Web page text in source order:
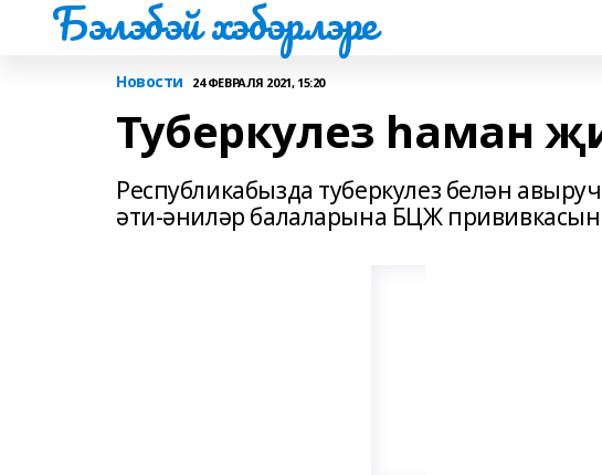
Бэлэбэй хэбэрлэре
Новости 24 ФЕВРАЛЯ 2021, 15:20
Туберкулез һаман
Республикабызда туберкулез белән
әти-әниләр балаларына БЦЖ прививкасын